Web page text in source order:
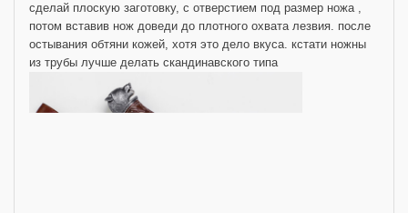
сделай плоскую заготовку, с отверстием под размер ножа ,
потом вставив нож доведи до плотного охвата лезвия. после
остывания обтяни кожей, хотя это дело вкуса. кстати ножны
из трубы лучше делать скандинавского типа